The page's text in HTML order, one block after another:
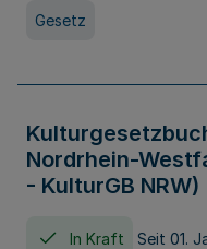
Gesetz
Nordrhein-
- KulturGB NRW)
In Kraft Seit 01.